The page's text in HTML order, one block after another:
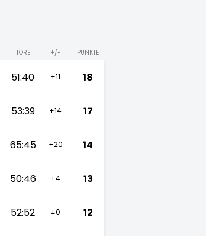
TORE +/- PUNKTE
51:40 +11 18
53:39 +14 17
65:45 +20 14
50:46 +4 13
52:52 ±0 12